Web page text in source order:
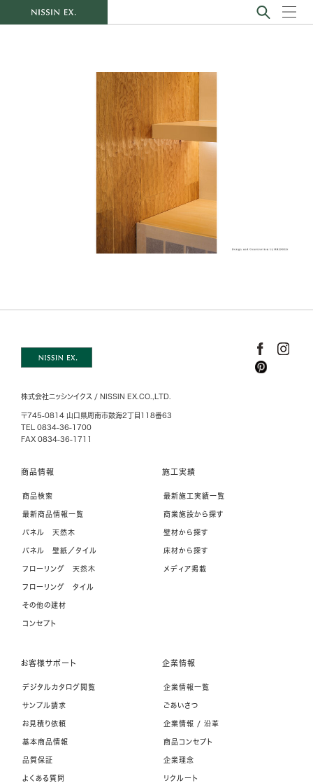
株式会社ニッシンイクス / NISSIN EX.CO.,LTD.
〒745-0814 山口県周南市鼓海2丁目118番63
TEL 0834-36-1700
FAX 0834-36-1711
商品情報
商品検索
最新商品情報一覧
パネル 天然木
パネル 壁紙／タイル
フローリング 天然木
フローリング タイル
その他の建材
コンセプト
施工実績
最新施工実績一覧
商業施設から探す
壁材から探す
床材から探す
メディア掲載
お客様サポート
デジタルカタログ閲覧
サンプル請求
お見積り依頼
基本商品情報
品質保証
よくある質問
企業情報
企業情報一覧
ごあいさつ
企業情報 / 沿革
商品コンセプト
企業理念
リクルート